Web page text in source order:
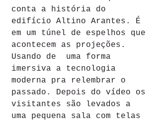
conta a história do
edifício Altino Arantes. É
em um túnel de espelhos que
acontecem as projeções.
Usando de  uma forma
imersiva a tecnologia
moderna pra relembrar o
passado. Depois do vídeo os
visitantes são levados a
uma pequena sala com telas